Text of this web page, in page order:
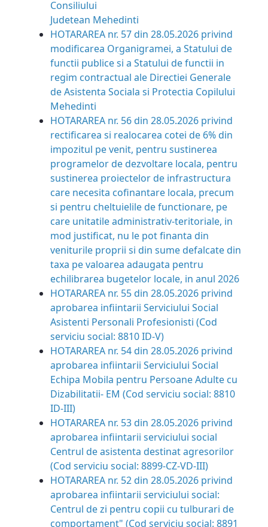
Consiliului
Judetean Mehedinti
HOTARAREA nr. 57 din 28.05.2026 privind
modificarea Organigramei, a Statului de
functii publice si a Statului de functii in
regim contractual ale Directiei Generale
de Asistenta Sociala si Protectia Copilului
Mehedinti
HOTARAREA nr. 56 din 28.05.2026 privind
rectificarea si realocarea cotei de 6% din
impozitul pe venit, pentru sustinerea
programelor de dezvoltare locala, pentru
sustinerea proiectelor de infrastructura
care necesita cofinantare locala, precum
si pentru cheltuielile de functionare, pe
care unitatile administrativ-teritoriale, in
mod justificat, nu le pot finanta din
veniturile proprii si din sume defalcate din
taxa pe valoarea adaugata pentru
echilibrarea bugetelor locale, in anul 2026
HOTARAREA nr. 55 din 28.05.2026 privind
aprobarea infiintarii Serviciului Social
Asistenti Personali Profesionisti (Cod
serviciu social: 8810 ID-V)
HOTARAREA nr. 54 din 28.05.2026 privind
aprobarea infiintarii Serviciului Social
Echipa Mobila pentru Persoane Adulte cu
Dizabilitatii- EM (Cod serviciu social: 8810
ID-III)
HOTARAREA nr. 53 din 28.05.2026 privind
aprobarea infiintarii serviciului social
Centrul de asistenta destinat agresorilor
(Cod serviciu social: 8899-CZ-VD-III)
HOTARAREA nr. 52 din 28.05.2026 privind
aprobarea infiintarii serviciului social:
Centrul de zi pentru copii cu tulburari de
comportament" (Cod serviciu social: 8891